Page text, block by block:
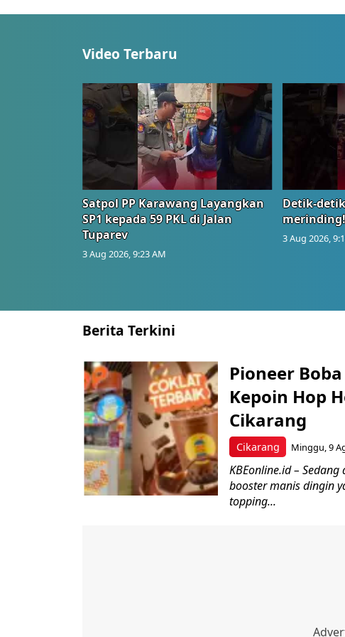
Video Terbaru
Satpol PP Karawang Layangkan
SP1 kepada 59 PKL di Jalan
Tuparev
3 Aug 2026, 9:23 AM
Detik-
3 Aug 2026,
Berita Terkini
Cikarang
Pioneer
Kepoin Hop
Cikarang
Minggu, 9
KBEonline.id –
booster manis dingin
topping...